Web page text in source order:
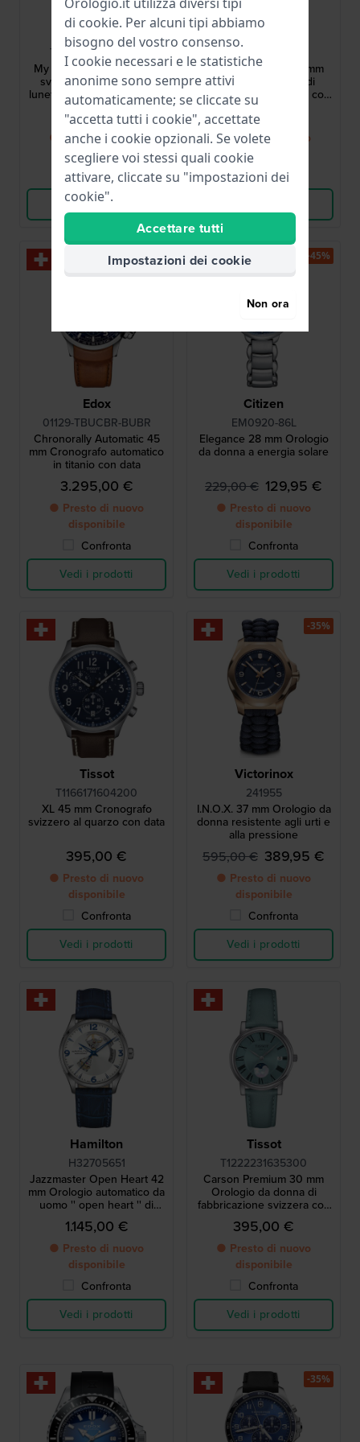
Tissot
T9300074604600
My Lady 29 mm Orologio
svizzero da donna con
lunetta in vero oro 18 carati
1.745,00 €
● Presto di nuovo
disponibile
Confronta
Vedi i prodotti
Tissot
T1224231604300
Carson Premium 40 mm
Orologio da uomo di
fabbricazione svizzera con
fasi lunari
395,00 €
● Presto di nuovo
disponibile
Confronta
Edox
01129-TBUCBR-BUBR
Chronorally Automatic 45
mm Cronografo automatico
in titanio con data
3.295,00 €
● Presto di nuovo
disponibile
Confronta
Vedi i prodotti
Citizen
EM0920-86L
Elegance 28 mm Orologio
da donna a energia solare
229,00 € 129,95 €
● Presto di nuovo
disponibile
Confronta
Vedi i prodotti
-45%
Tissot
T1166171604200
XL 45 mm Cronografo
svizzero al quarzo con data
395,00 €
● Presto di nuovo
disponibile
Confronta
Vedi i prodotti
Victorinox
241955
I.N.O.X. 37 mm Orologio da
donna resistente agli urti e
alla pressione
595,00 € 389,95 €
● Presto di nuovo
disponibile
Confronta
Vedi i prodotti
-35%
Hamilton
H32705651
Jazzmaster Open Heart 42
mm Orologio automatico da
uomo '' open heart '' di
fabbricazione svizzera
1.145,00 €
● Presto di nuovo
disponibile
Confronta
Vedi i prodotti
Tissot
T1222231635300
Carson Premium 30 mm
Orologio da donna di
fabbricazione svizzera con
fasi lunari
395,00 €
● Presto di nuovo
disponibile
Confronta
Vedi i prodotti
-35%
di cookie. Per alcuni tipi abbiamo
bisogno del vostro consenso.
I cookie necessari e le statistiche
anonime sono sempre attivi
automaticamente; se cliccate su
"accetta tutti i cookie", accettate
anche i cookie opzionali. Se volete
scegliere voi stessi quali cookie
attivare, cliccate su "impostazioni dei
cookie".
Accettare tutti
Impostazioni dei cookie
Non ora